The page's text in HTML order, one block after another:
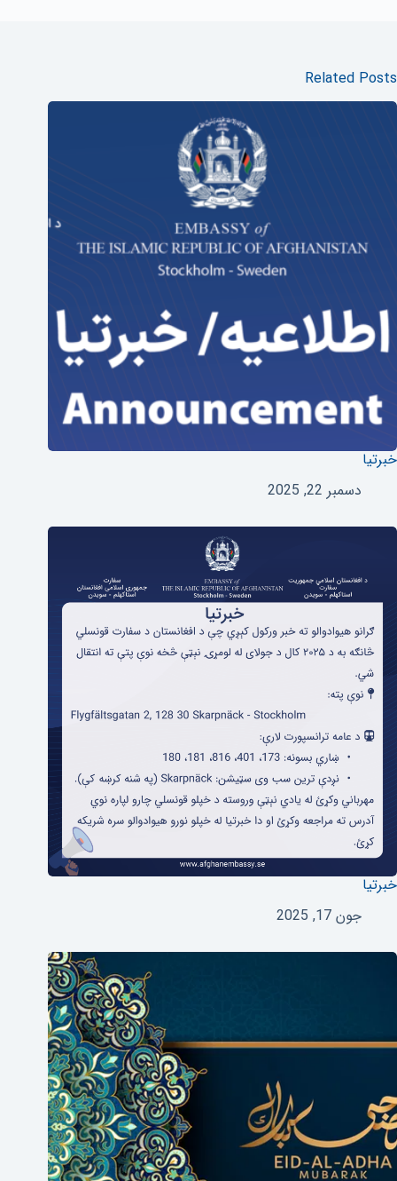
Related Posts
خبرتیا
دسمبر 22, 2025
خبرتیا
جون 17, 2025